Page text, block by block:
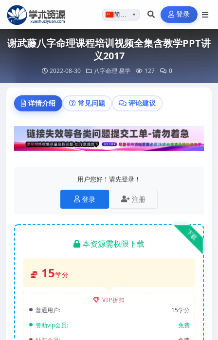
简体…▼ 登录
谢武藤八字命理课程培训视频全集含教学PPT讲
义2017
2022-08-30 八字命理 易学 127 0
详情介绍 常见问题 评论建议
用户您好！请先登录！
登录 注册
下载
本资源需权限下载
15学分
VIP折扣
普通用户:
15学分
赞助vip会员:
免费